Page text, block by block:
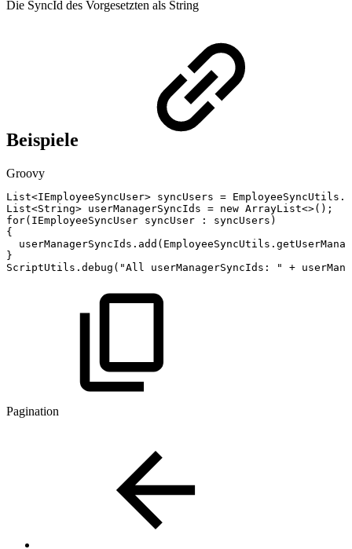
Die SyncId des Vorgesetzten als String
Beispiele
Groovy
List<IEmployeeSyncUser> syncUsers = EmployeeSyncUtils .
List<String> userManagerSyncIds = new ArrayList<>( ) ;
for( IEmployeeSyncUser syncUser : syncUsers )
{
userManagerSyncIds . add ( EmployeeSyncUtils .
}
ScriptUtils . debug ( "All userManagerSyncIds: " +
Pagination